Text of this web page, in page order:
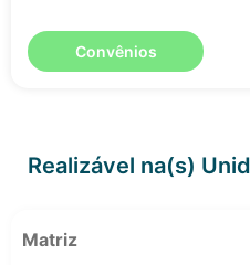
Convênios
Realizável na(s)
Matriz